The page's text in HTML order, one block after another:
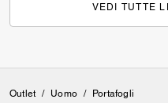
VEDI TUTTE
Outlet / Uomo / Portafogli